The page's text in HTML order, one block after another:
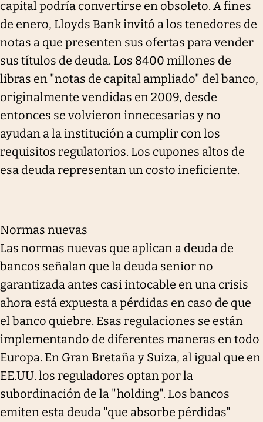
capital podría convertirse en obsoleto. A fines
de enero, Lloyds Bank invitó a los tenedores de
notas a que presenten sus ofertas para vender
sus títulos de deuda. Los 8400 millones de
libras en "notas de capital ampliado" del banco,
originalmente vendidas en 2009, desde
entonces se volvieron innecesarias y no
ayudan a la institución a cumplir con los
requisitos regulatorios. Los cupones altos de
esa deuda representan un costo ineficiente.
Normas nuevas
Las normas nuevas que aplican a deuda de
bancos señalan que la deuda senior no
garantizada antes casi intocable en una crisis
ahora está expuesta a pérdidas en caso de que
el banco quiebre. Esas regulaciones se están
implementando de diferentes maneras en todo
Europa. En Gran Bretaña y Suiza, al igual que en
EE.UU. los reguladores optan por la
subordinación de la "holding". Los bancos
emiten esta deuda "que absorbe pérdidas"